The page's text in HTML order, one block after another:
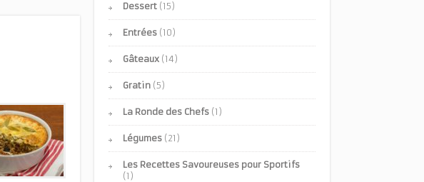
Dessert (15)
Entrées (10)
Gâteaux (14)
Gratin (5)
La Ronde des Chefs (1)
Légumes (21)
Les Recettes Savoureuses pour Sportifs
(1)